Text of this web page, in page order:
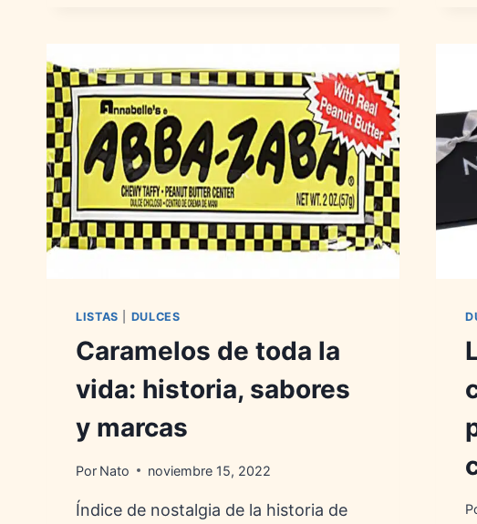
MARCAS
Y
VARIEDADES
LISTAS DULCES
Caramelos de toda la
vida: historia, sabores
y marcas
Por Nato noviembre 15, 2022
Índice de nostalgia de la historia de